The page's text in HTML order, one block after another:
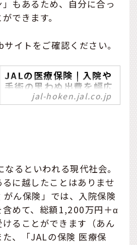
」もあるため、自分に合っ
できます。
イトをご確認ください。
JALの医療保険 | 入院や
手術の思わぬ出費を幅広
くカバー
も保険金を受け取れ、退院
後の通院保険金などがあり
ます。
jal-hoken.jal.co.jp
るといわれる現代社会。
に越したことはありませ
ん保険」では、入院保険
めて、総額1,200万円＋α
ることができます（あん
た、「JALの保険 医療保